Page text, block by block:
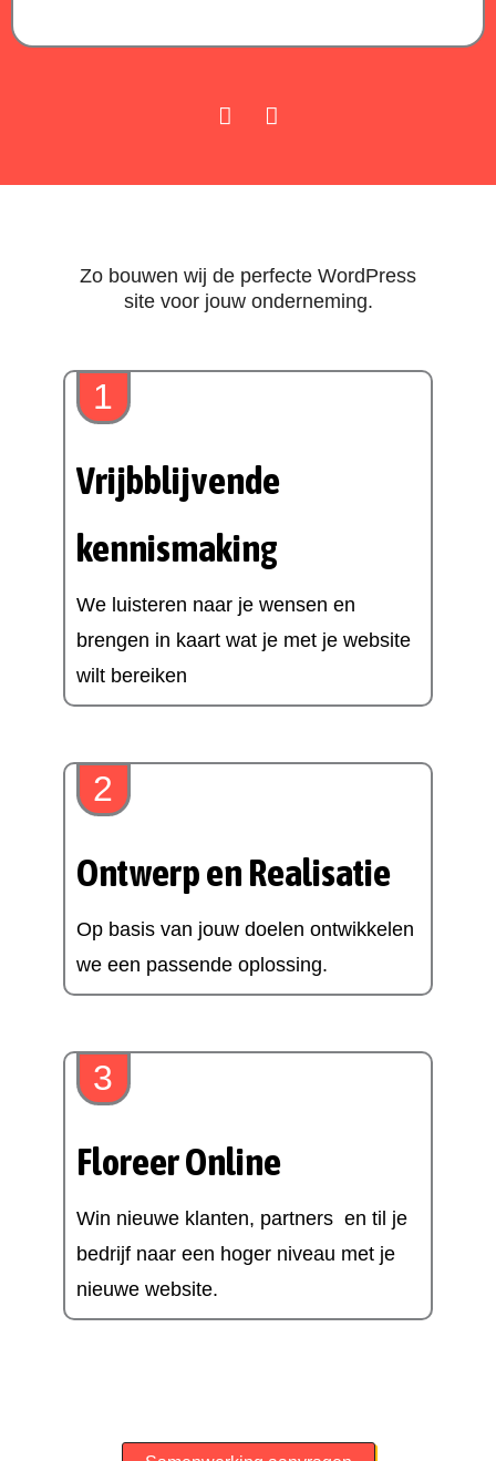
Zo bouwen wij de perfecte WordPress
site voor jouw onderneming.
1
Vrijbblijvende
kennismaking
We luisteren naar je wensen en
brengen in kaart wat je met je website
wilt bereiken
2
Ontwerp en Realisatie
Op basis van jouw doelen ontwikkelen
we een passende oplossing.
3
Floreer Online​
Win nieuwe klanten, partners en til je
bedrijf naar een hoger niveau met je
nieuwe website.